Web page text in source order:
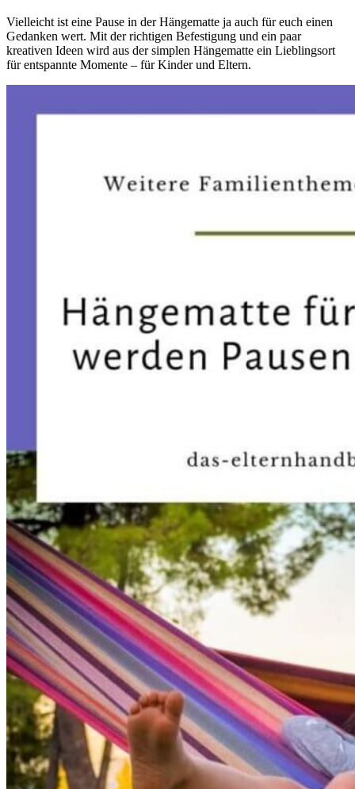
Vielleicht ist eine Pause in der Hängematte ja auch für euch einen
Gedanken wert. Mit der richtigen Befestigung und ein paar
kreativen Ideen wird aus der simplen Hängematte ein Lieblingsort
für entspannte Momente – für Kinder und Eltern.